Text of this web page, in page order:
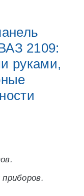
2109:
руками,